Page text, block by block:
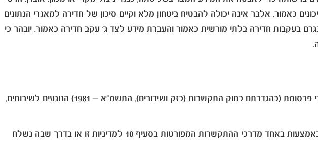
כאמור, אלבר אינה יכולה להבטיח ביטחון מלא וקיים סיכון של חדירה למאגרי הנתונים
חדירה בלתי מורשית כאמור והעברת מידע לצד ג' עקב חדירה כאמור. יובהר כי
בכפוף לדין, אלבר רשאית לשלוח אלייך באמצעות דוא"ל, SMS ופלטפורמות מסרים מידיים אחרות דברי פרסומת (כהגדרתם בחוק התקשרות (בזק ושידורים), התשמ"א – 1981) הנוגעים לשירותים,
תוכל לפנות לאלבר בכל עת בכדי לבקש שלא לקבל דברי פרסומת באמצעים אלו. פנייה כאמור תהיה באמצעות באחד מדרכי ההתקשרות המפורטות בסעיף 10 למדיניות זו או בדרך שבה נשלח